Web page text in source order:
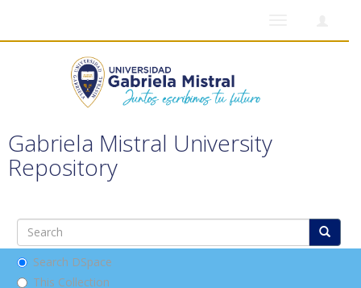
Gabriela Mistral University
Repository
Search DSpace
This Collection